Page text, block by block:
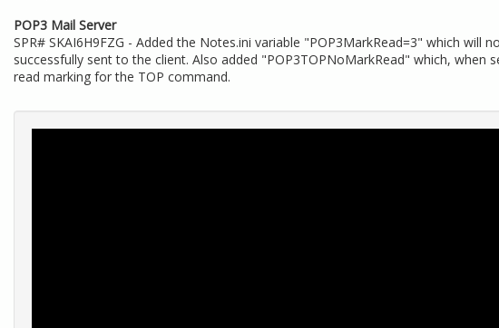
POP3 Mail Server
SPR# SKAI6H9FZG - Added the Notes.ini variable "POP3MarkRead=3" which will
successfully sent to the client. Also added "POP3TOPNoMarkRead" which, when
read marking for the TOP command.